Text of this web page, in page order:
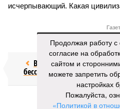
исчерпывающий. Какая
Возраст
бессмертия
Продолжая работу
согласие на
сайтом и
можете запретить
настройках
Пожалуйста,
«Политикой в